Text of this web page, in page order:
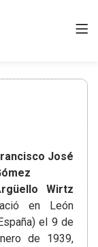
José
Wirtz
en León
el 9 de
de 1939,